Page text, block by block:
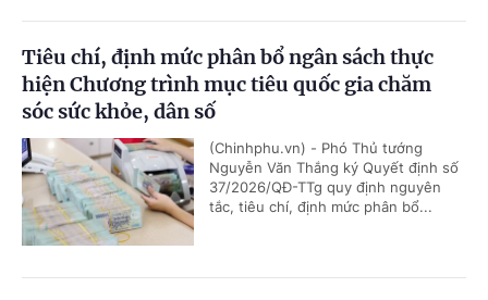
Tiêu chí, định mức phân bổ ngân sách thực
hiện Chương trình mục tiêu quốc gia chăm
sóc sức khỏe, dân số
(Chinhphu.vn) - Phó Thủ tướng
Nguyễn Văn Thắng ký Quyết định số
37/2026/QĐ-TTg quy định nguyên
tắc, tiêu chí, định mức phân bổ...